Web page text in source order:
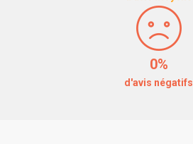
0%
d'avis négatifs